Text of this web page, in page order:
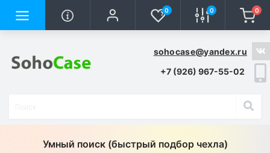
0 0 0
sohocase@yandex.ru
+7 (926) 967-55-02
Умный поиск (быстрый подбор чехла)